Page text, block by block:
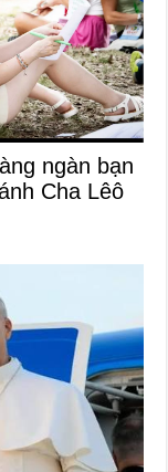
ngàn bạn
Cha Lêô